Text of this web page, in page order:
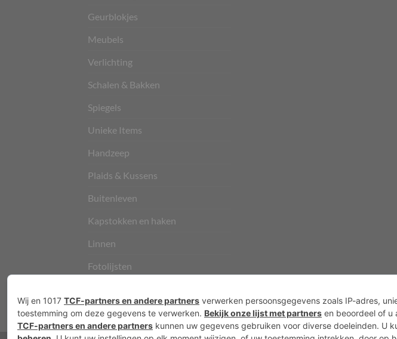
Geurblokjes
Meubels
Verlichting
Schalen & Bakken
Spiegels
Unieke Items
Handzeep
Plaids & Kussens
Buitenleven
Kapstokken en haken
Linnen
Fotolijsten